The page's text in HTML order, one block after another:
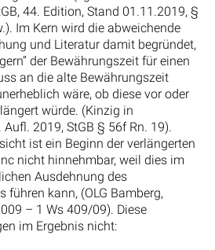
44. Edition, Stand 01.11.2019, §
Im Kern wird die abweichende
und Literatur damit begründet,
der Bewährungszeit für einen
an die alte Bewährungszeit
wäre, ob diese vor oder
würde. (Kinzig in
2019, StGB § 56f Rn. 19).
ist ein Beginn der verlängerten
nicht hinnehmbar, weil dies im
Ausdehnung des
führen kann, (OLG Bamberg,
– 1 Ws 409/09). Diese
im Ergebnis nicht: